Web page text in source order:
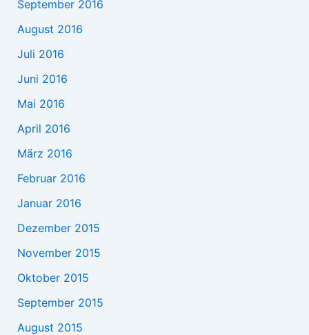
September 2016
August 2016
Juli 2016
Juni 2016
Mai 2016
April 2016
März 2016
Februar 2016
Januar 2016
Dezember 2015
November 2015
Oktober 2015
September 2015
August 2015